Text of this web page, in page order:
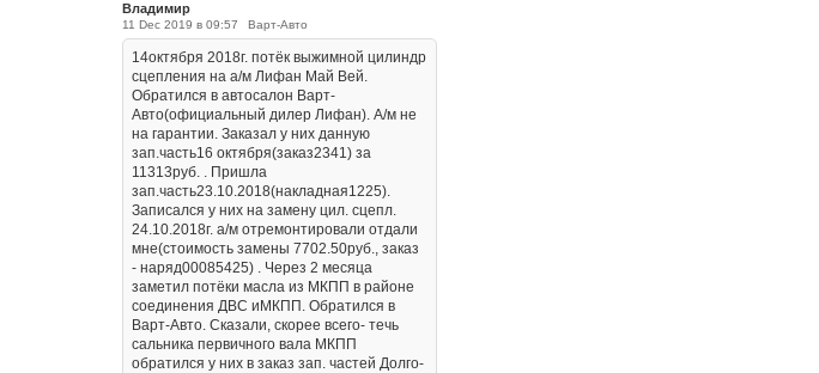
Владимир
11 Dec 2019 в 09:57 Варт-Авто
14октября 2018г. потёк выжимной цилиндр
сцепления на а/м Лифан Май Вей.
Обратился в автосалон Варт-
Авто(официальный дилер Лифан). А/м не
на гарантии. Заказал у них данную
зап.часть16 октября(заказ2341) за
11313руб. . Пришла
зап.часть23.10.2018(накладная1225).
Записался у них на замену цил. сцепл.
24.10.2018г. а/м отремонтировали отдали
мне(стоимость замены 7702.50руб., заказ
- наряд00085425) . Через 2 месяца
заметил потёки масла из МКПП в районе
соединения ДВС иМКПП. Обратился в
Варт-Авто. Сказали, скорее всего- течь
сальника первичного вала МКПП
обратился у них в заказ зап. частей Долго-